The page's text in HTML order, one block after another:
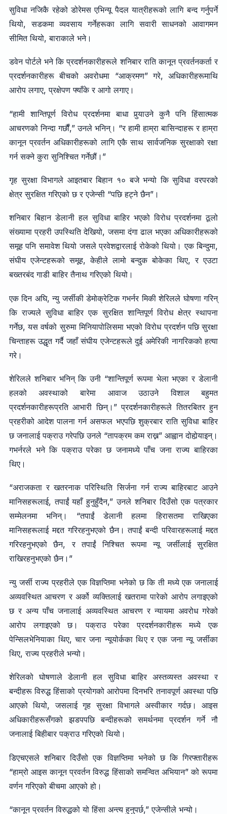
सुविधा नजिकै रहेको डोरेमस एभिन्यू पैदल यात्रीहरूको लागि बन्द गर्नुपर्ने
थियो, सडकमा व्यवसाय गर्नेहरूका लागि सवारी साधनको आवागमन
सीमित थियो, बाराकाले भने।
डवेन पोर्टले भने कि प्रदर्शनकारीहरूले शनिबार राति कानून प्रवर्तनकर्ता र
प्रदर्शनकारीहरू बीचको अवरोधमा “आक्रमण” गरे, अधिकारीहरूमाथि
आरोप लगाए, प्रक्षेपण फ्याँके र आगो लगाए।
“हामी शान्तिपूर्ण विरोध प्रदर्शनमा बाधा पुर्‍याउने कुनै पनि हिंसात्मक
आचरणको निन्दा गर्छौं,” उनले भनिन्। “र हामी हाम्रा बासिन्दाहरू र हाम्रा
कानून प्रवर्तन अधिकारीहरूको लागि एकै साथ सार्वजनिक सुरक्षाको रक्षा
गर्न सक्ने कुरा सुनिश्चित गर्नेछौं।”
गृह सुरक्षा विभागले आइतबार बिहान १० बजे भन्यो कि सुविधा वरपरको
क्षेत्र सुरक्षित गरिएको छ र एजेन्सी “पछि हट्ने छैन”।
शनिबार बिहान डेलानी हल सुविधा बाहिर भएको विरोध प्रदर्शनमा ठूलो
संख्यामा प्रहरी उपस्थिति देखियो, जसमा दंगा ढाल भएका अधिकारीहरूको
समूह पनि समावेश थियो जसले प्रवेशद्वारलाई रोकेको थियो। एक बिन्दुमा,
संघीय एजेन्टहरूको समूह, केहीले लामो बन्दुक बोकेका थिए, र एउटा
बख्तरबंद गाडी बाहिर तैनाथ गरिएको थियो।
एक दिन अघि, न्यु जर्सीकी डेमोक्रेटिक गभर्नर मिकी शेरिलले घोषणा गरिन्
कि राज्यले सुविधा बाहिर एक सुरक्षित शान्तिपूर्ण विरोध क्षेत्र स्थापना
गर्नेछ, यस वर्षको सुरुमा मिनियापोलिसमा भएको विरोध प्रदर्शन पछि सुरक्षा
चिन्ताहरू उद्धृत गर्दै जहाँ संघीय एजेन्टहरूले दुई अमेरिकी नागरिकको हत्या
गरे।
शेरिलले शनिबार भनिन् कि उनी “शान्तिपूर्ण रूपमा भेला भएका र डेलानी
हलको अवस्थाको बारेमा आवाज उठाउने विशाल बहुमत
प्रदर्शनकारीहरूप्रति आभारी छिन्।” प्रदर्शनकारीहरूले तितरबितर हुन
प्रहरीको आदेश पालना गर्न असफल भएपछि शुक्रबार राति सुविधा बाहिर
छ जनालाई पक्राउ गरेपछि उनले “तापक्रम कम राख्न” आह्वान दोहोर्‍याइन्।
गभर्नरले भने कि पक्राउ परेका छ जनामध्ये पाँच जना राज्य बाहिरका
थिए।
“अराजकता र खतरनाक परिस्थिति सिर्जना गर्न राज्य बाहिरबाट आउने
मानिसहरूलाई, तपाईं यहाँ हुनुहुँदैन,” उनले शनिबार दिउँसो एक पत्रकार
सम्मेलनमा भनिन्। “तपाईं डेलानी हलमा हिरासतमा राखिएका
मानिसहरूलाई मद्दत गरिरहनुभएको छैन। तपाईं बन्दी परिवारहरूलाई मद्दत
गरिरहनुभएको छैन, र तपाईं निश्चित रूपमा न्यू जर्सीलाई सुरक्षित
राखिरहनुभएको छैन।”
न्यु जर्सी राज्य प्रहरीले एक विज्ञप्तिमा भनेको छ कि ती मध्ये एक जनालाई
अव्यवस्थित आचरण र अर्को व्यक्तिलाई खतरामा पारेको आरोप लगाइएको
छ र अन्य पाँच जनालाई अव्यवस्थित आचरण र न्यायमा अवरोध गरेको
आरोप लगाइएको छ। पक्राउ परेका प्रदर्शनकारीहरू मध्ये एक
पेन्सिलभेनियाका थिए, चार जना न्यूयोर्कका थिए र एक जना न्यू जर्सीका
थिए, राज्य प्रहरीले भन्यो।
शेरिलको घोषणाले डेलानी हल सुविधा बाहिर अस्तव्यस्त अवस्था र
बन्दीहरू विरुद्ध हिंसाको प्रयोगको आरोपमा दिनभरि तनावपूर्ण अवस्था पछि
आएको थियो, जसलाई गृह सुरक्षा विभागले अस्वीकार गर्दछ। आइस
अधिकारीहरूसँगको झडपपछि बन्दीहरूको समर्थनमा प्रदर्शन गर्ने नौ
जनालाई बिहीबार पक्राउ गरिएको थियो।
डिएचएसले शनिबार दिउँसो एक विज्ञप्तिमा भनेको छ कि गिरफ्तारीहरू
“हाम्रो आइस कानून प्रवर्तन विरुद्ध हिंसाको समन्वित अभियान” को रूपमा
वर्णन गरिएको बीचमा आएको हो।
“कानून प्रवर्तन विरुद्धको यो हिंसा अन्त्य हुनुपर्छ,” एजेन्सीले भन्यो।